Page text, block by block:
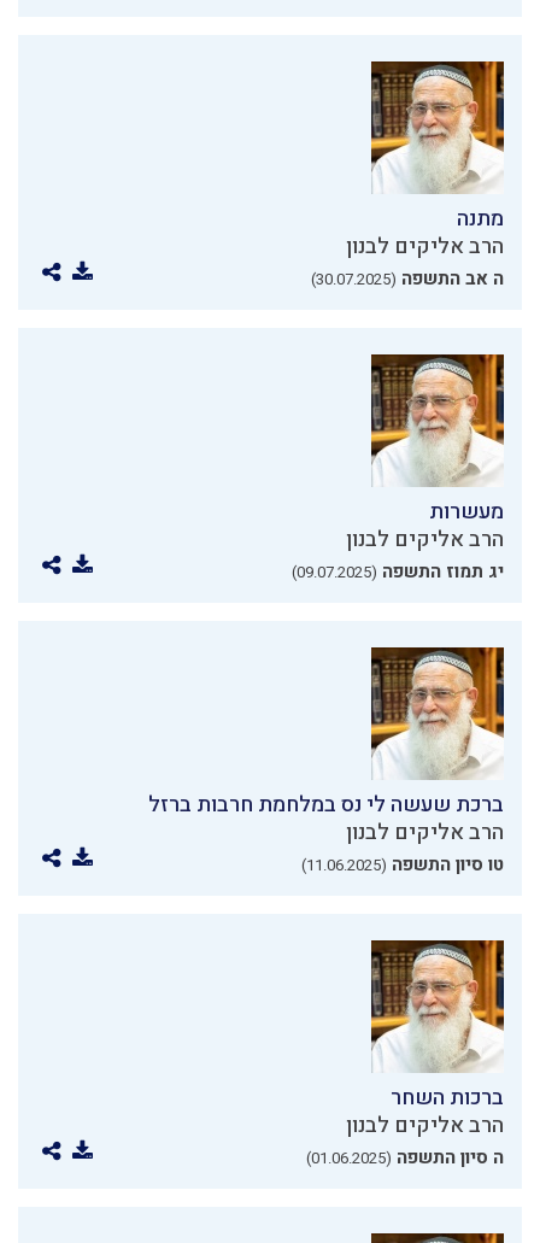
מתנה
הרב אליקים לבנון
ה אב התשפה (30.07.2025)
מעשרות
הרב אליקים לבנון
יג תמוז התשפה (09.07.2025)
ברכת שעשה לי נס במלחמת חרבות ברזל
הרב אליקים לבנון
טו סיון התשפה (11.06.2025)
ברכות השחר
הרב אליקים לבנון
ה סיון התשפה (01.06.2025)